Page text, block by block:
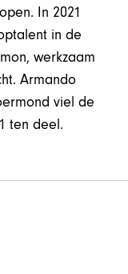
In 2021
in de
werkzaam
Armando
viel de
ten deel.